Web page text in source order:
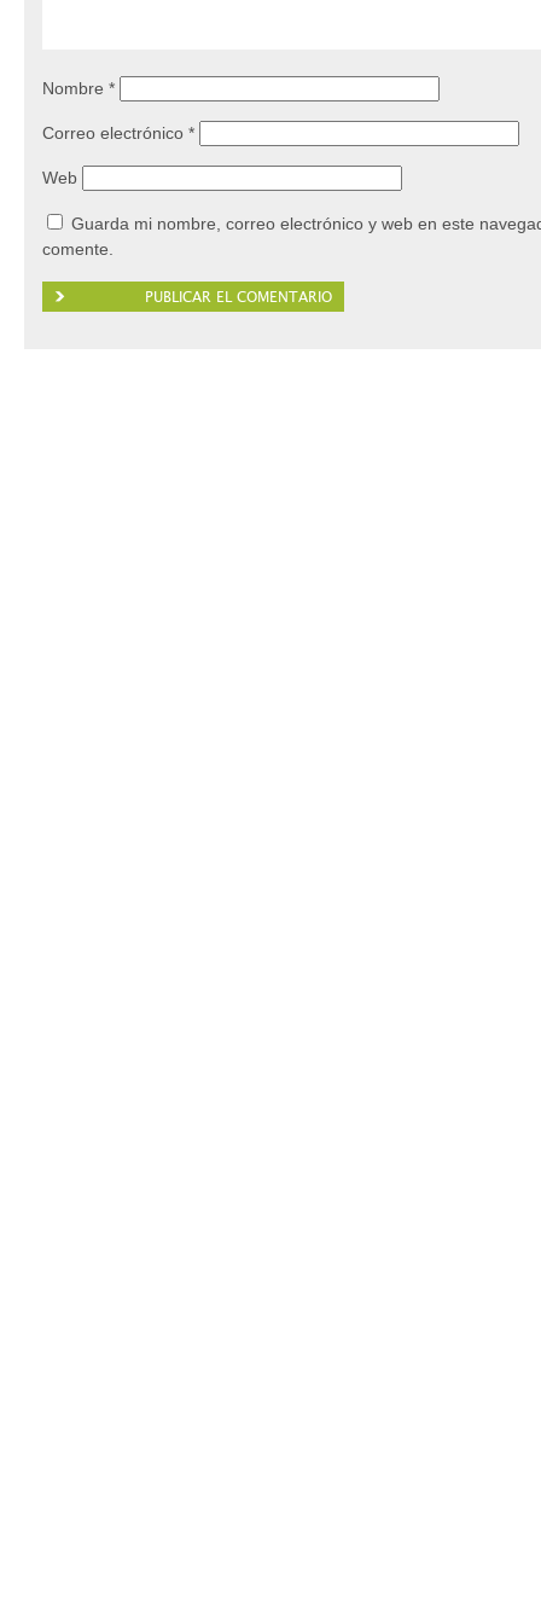
Nombre *
Correo electrónico *
Web
Guarda mi nombre, correo electrónico y web en este
comente.